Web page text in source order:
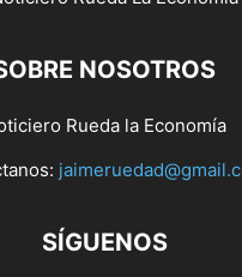
NOSOTROS
Rueda la Economía
SÍGUENOS